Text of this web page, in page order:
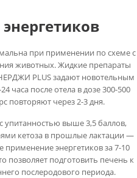
при применении по схеме с
животных. Жидкие препараты
PLUS задают новотельным
часа после отела в дозе 300-500
повторяют через 2-3 дня.
упитанностью выше 3,5 баллов,
кетоза в прошлые лактации —
применение энергетиков за 7-10
позволяет подготовить печень к
послеродового периода.